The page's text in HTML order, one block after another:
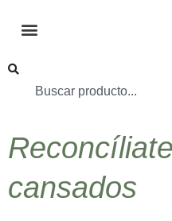
cansados